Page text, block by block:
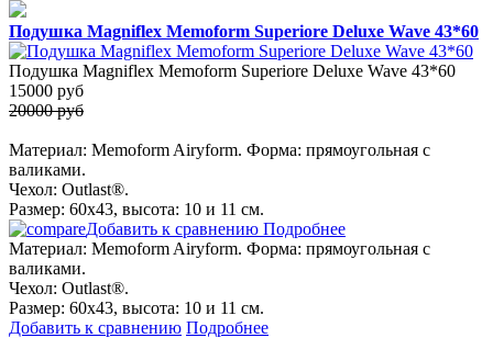
Подушка Magniflex Memoform Superiore Deluxe Wave 43*60
Подушка Magniflex Memoform Superiore Deluxe Wave 43*60
15000 руб
20000 руб
Материал: Memoform Airyform. Форма: прямоугольная с
валиками.
Чехол: Outlast®.
Размер: 60х43, высота: 10 и 11 см.
Добавить к сравнению Подробнее
Материал: Memoform Airyform. Форма: прямоугольная с
валиками.
Чехол: Outlast®.
Размер: 60х43, высота: 10 и 11 см.
Добавить к сравнению Подробнее